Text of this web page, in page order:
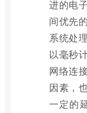
进的电
间优先
系统处
以毫秒
网络连
因素，
一定的